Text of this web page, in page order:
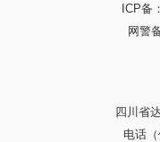
ICP备：
网警
四川省
电话